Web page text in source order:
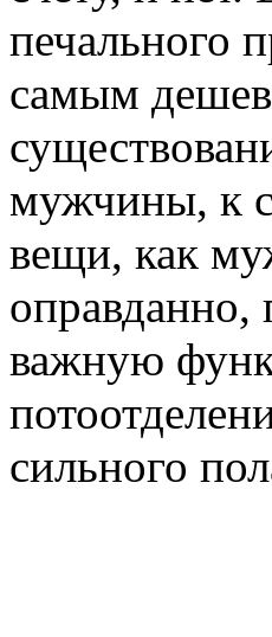
печального
самым
мужчины, к
вещи, как
оправданно,
важную
сильного